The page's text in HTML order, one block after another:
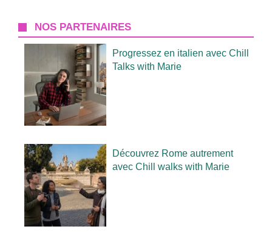
NOS PARTENAIRES
Progressez en italien avec Chill
Talks with Marie
Découvrez Rome autrement
avec Chill walks with Marie